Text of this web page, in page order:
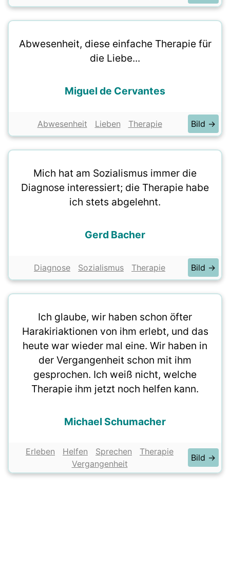
Abwesenheit, diese einfache Therapie für
die Liebe...
Miguel de Cervantes
Abwesenheit Lieben Therapie Bild →
Mich hat am Sozialismus immer die
Diagnose interessiert; die Therapie habe
ich stets abgelehnt.
Gerd Bacher
Diagnose Sozialismus Therapie Bild →
Ich glaube, wir haben schon öfter
Harakiriaktionen von ihm erlebt, und das
heute war wieder mal eine. Wir haben in
der Vergangenheit schon mit ihm
gesprochen. Ich weiß nicht, welche
Therapie ihm jetzt noch helfen kann.
Michael Schumacher
Erleben Helfen Sprechen
Therapie
Vergangenheit
Bild →